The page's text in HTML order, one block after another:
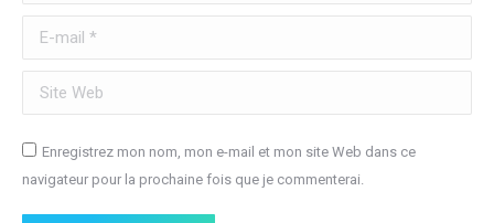
E-mail *
Site Web
Enregistrez mon nom, mon e-mail et mon site Web dans ce
navigateur pour la prochaine fois que je commenterai.